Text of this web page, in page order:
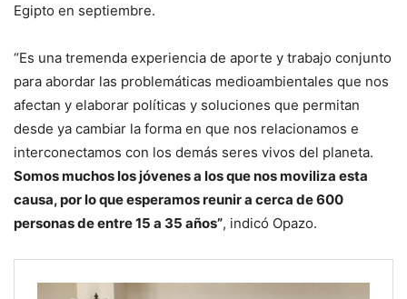
Egipto en septiembre.
“Es una tremenda experiencia de aporte y trabajo conjunto
para abordar las problemáticas medioambientales que nos
afectan y elaborar políticas y soluciones que permitan
desde ya cambiar la forma en que nos relacionamos e
interconectamos con los demás seres vivos del planeta.
Somos muchos los jóvenes a los que nos moviliza esta
causa, por lo que esperamos reunir a cerca de 600
personas de entre 15 a 35 años”, indicó Opazo.